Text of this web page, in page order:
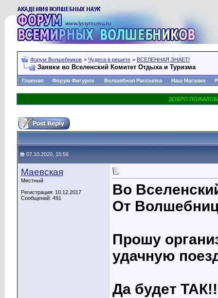
Форум Волшебников > Чудеса в решете > ВСЕЛЕННАЯ ЗНАЕТ!
Заявки во Вселенский Комитет Отдыха и Туризма
Главная Форум Фигурок Волшебная Рассылка Наш Магазин
07.10.2020, 15:56
Маевская
Местный
Регистрация: 10.12.2017
Сообщений: 491
Во
От
Прошу
удачную
Да будет